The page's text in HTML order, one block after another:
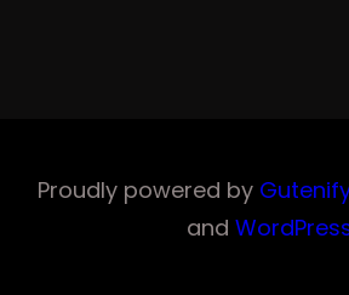
Proudly powered by
and